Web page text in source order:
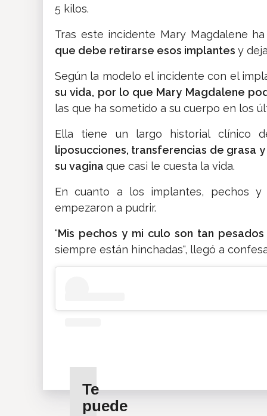
5 kilos.
Tras este incidente Mary Magdalene
que debe retirarse esos implantes y
Según la modelo el incidente con el
su vida, por lo que Mary Magdalene
las que ha sometido a su cuerpo en los
Ella tiene un largo historial clínico
liposucciones, transferencias de grasa
su vagina que casi le cuesta la vida.
En cuanto a los implantes, pechos
empezaron a pudrir.
"Mis pechos y mi culo son tan
siempre están hinchadas", llegó a
Te
puede